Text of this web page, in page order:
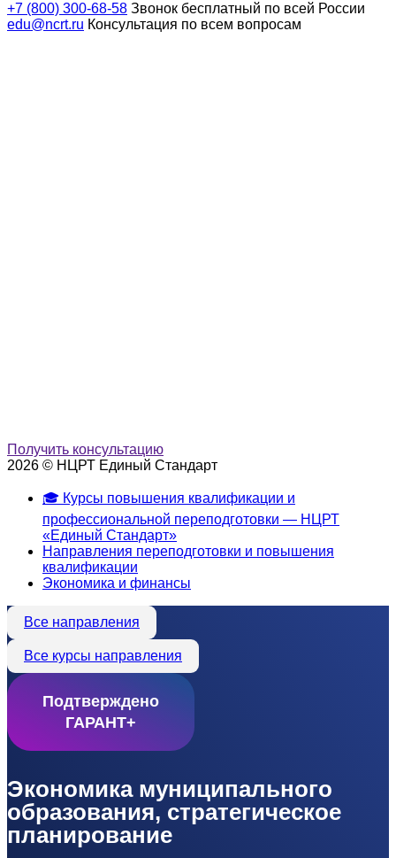
+7 (800) 300-68-58 Звонок бесплатный по всей России
edu@ncrt.ru Консультация по всем вопросам
Получить консультацию
2026 © НЦРТ Единый Стандарт
🎓 Курсы повышения квалификации и
профессиональной переподготовки — НЦРТ
«Единый Стандарт»
Направления переподготовки и повышения
квалификации
Экономика и финансы
Все направления
Все курсы направления
Экономика муниципального
образования, стратегическое
планирование
Подтверждено
ГАРАНТ+